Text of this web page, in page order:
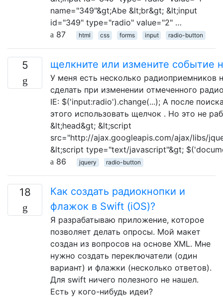
name="349"&gt;Abe &lt;br&gt; &lt;input
id="349" type="radio" value="2" …
87
html css forms input radio-button
5 щелкните или измените событие
У меня есть несколько радиоприемников
сделать при изменении отмеченного
IE: $('input:radio').change(...); А после
этого использовать щелчок . Но это не
&lt;head&gt; &lt;script
src="http://ajax.googleapis.com/ajax/libs/
&lt;script type="text/javascript"&gt;
86
jquery radio-button
18
Как создать радиокнопки и
флажок в Swift (iOS)?
Я разрабатываю приложение, которое
позволяет делать опросы. Мой макет
создан из вопросов на основе XML. Мне
нужно создать переключатели (один
вариант) и флажки (несколько ответов).
Для swift ничего полезного не нашел.
Есть у кого-нибудь идеи?